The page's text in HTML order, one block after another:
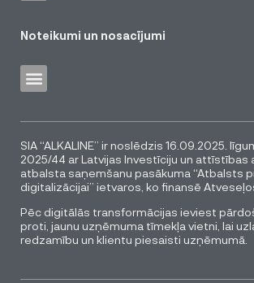
Noteikumi un nosacījumi
SIA “ALKALINE” ir noslēdzis 16.09.2025.
2025/44 ar Latvijas Investīciju un attīstības
atbalsta saņemšanu pasākuma “Atbalsts
digitalizācijai” ietvaros, ko finansē
Pēc digitālās transformācijas ieviest
proti, jaunu uzņēmuma tīmekļa vietni, lai
redzamību un klientu piesaisti uzņēmumā.